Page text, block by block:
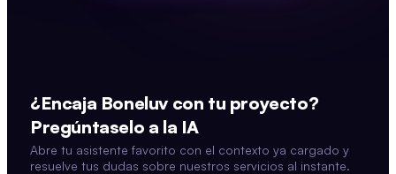
¿Encaja Boneluv con tu proyecto?
Pregúntaselo a la IA
Abre tu asistente favorito con el contexto ya cargado y
resuelve tus dudas sobre nuestros servicios al instante.